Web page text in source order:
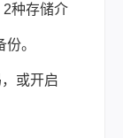
种存储介
。
或开启